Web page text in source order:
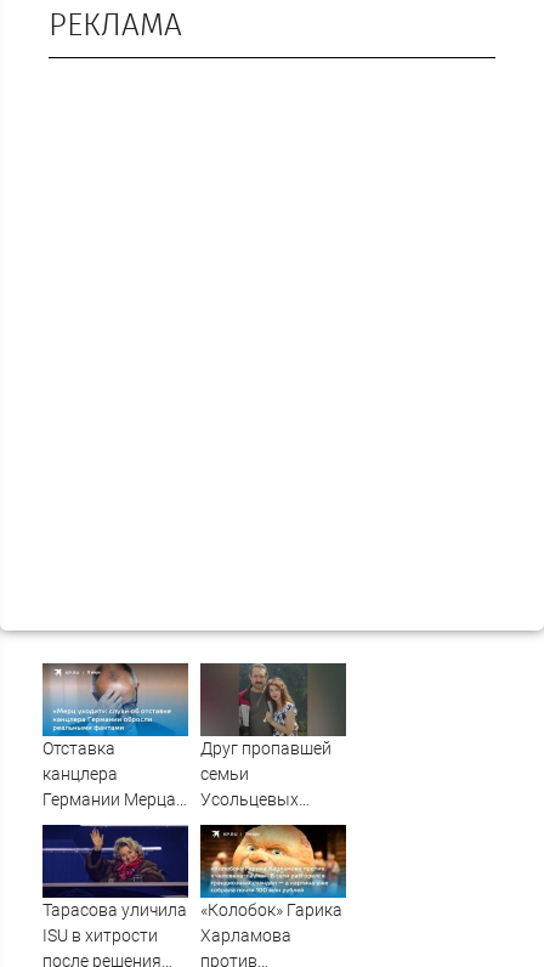
РЕКЛАМА
Отставка
канцлера
Германии Мерца:
последние
новости на 7
августа 2026 и
прогнозы
Друг пропавшей
семьи
Усольцевых
получил
аудиосообщение
от них
Тарасова уличила
ISU в хитрости
после решения
«Колобок» Гарика
Харламова
против